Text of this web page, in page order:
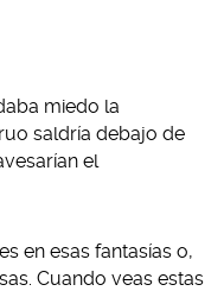
miedo la
saldría debajo de
el
en esas fantasías o,
Cuando veas estas